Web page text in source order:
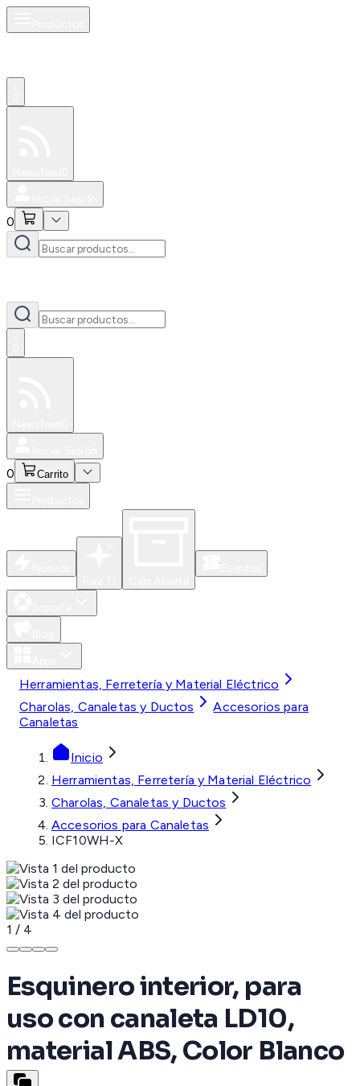
0
0 Carrito
Herramientas, Ferretería y Material Eléctrico
Charolas, Canaletas y Ductos
Accesorios para
Canaletas
Inicio
Herramientas, Ferretería y Material Eléctrico
Charolas, Canaletas y Ductos
Accesorios para Canaletas
ICF10WH-X
1 / 4
Esquinero interior, para
uso con canaleta LD10,
material ABS, Color Blanco